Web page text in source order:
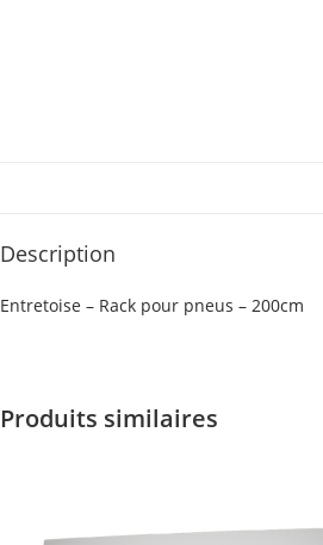
Description
Entretoise – Rack pour pneus – 200cm
Produits similaires